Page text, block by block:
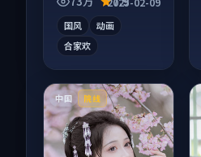
国风
动画
合家欢
中国 院线